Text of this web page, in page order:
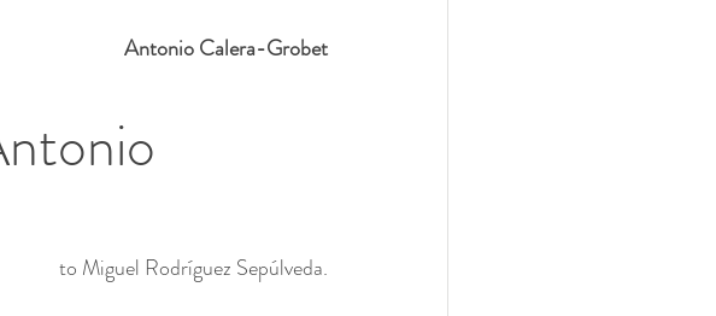
Antonio Calera-Grobet
to Miguel Rodríguez Sepúlveda.